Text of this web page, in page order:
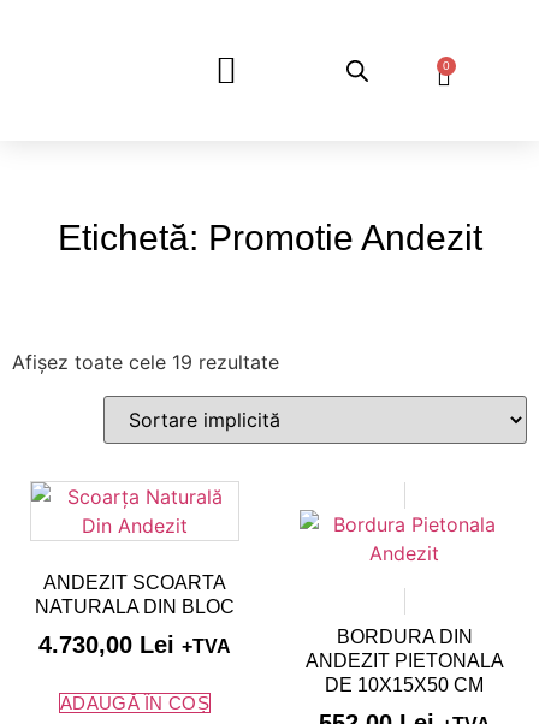
0
Etichetă: Promotie Andezit
Afișez toate cele 19 rezultate
ANDEZIT SCOARTA
NATURALA DIN BLOC
4.730,00 Lei +TVA
ADAUGĂ ÎN COȘ
BORDURA DIN
ANDEZIT PIETONALA
DE 10X15X50 CM